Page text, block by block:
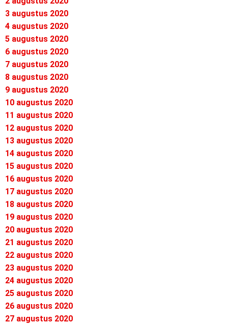
3 augustus 2020
4 augustus 2020
5 augustus 2020
6 augustus 2020
7 augustus 2020
8 augustus 2020
9 augustus 2020
10 augustus 2020
11 augustus 2020
12 augustus 2020
13 augustus 2020
14 augustus 2020
15 augustus 2020
16 augustus 2020
17 augustus 2020
18 augustus 2020
19 augustus 2020
20 augustus 2020
21 augustus 2020
22 augustus 2020
23 augustus 2020
24 augustus 2020
25 augustus 2020
26 augustus 2020
27 augustus 2020